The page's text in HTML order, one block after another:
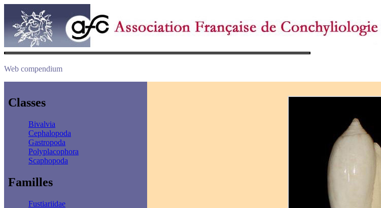
Web compendium
Classes
Bivalvia
Cephalopoda
Gastropoda
Polyplacophora
Scaphopoda
Familles
Fustiariidae